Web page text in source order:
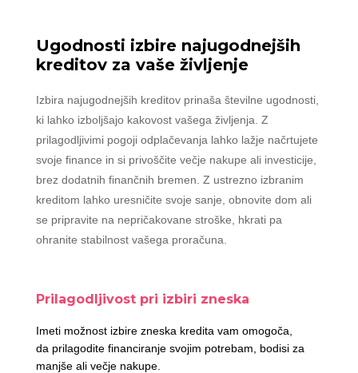
Ugodnosti izbire najugodnejših
kreditov za vaše življenje
Izbira najugodnejših kreditov prinaša številne ugodnosti,
ki lahko izboljšajo kakovost vašega življenja. Z
prilagodljivimi pogoji odplačevanja lahko lažje načrtujete
svoje finance in si privoščite večje nakupe ali investicije,
brez dodatnih finančnih bremen. Z ustrezno izbranim
kreditom lahko uresničite svoje sanje, obnovite dom ali
se pripravite na nepričakovane stroške, hkrati pa
ohranite stabilnost vašega proračuna.
Prilagodljivost pri izbiri zneska
Imeti možnost izbire zneska kredita vam omogoča,
da prilagodite financiranje svojim potrebam, bodisi za
manjše ali večje nakupe.